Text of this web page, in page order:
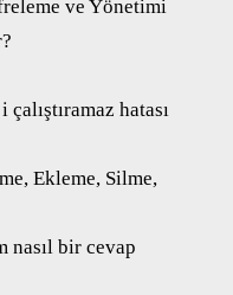
ve Yönetimi
hatası
Ekleme, Silme,
nasıl bir cevap